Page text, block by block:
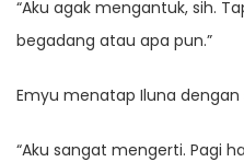
“Aku agak mengantuk, sih.
begadang atau apa pun.”
Emyu menatap Iluna dengan
“Aku sangat mengerti. Pagi